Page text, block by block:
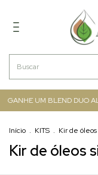
GANHE UM BLEND DUO
Início . KITS . Kir de
Kir de óleos